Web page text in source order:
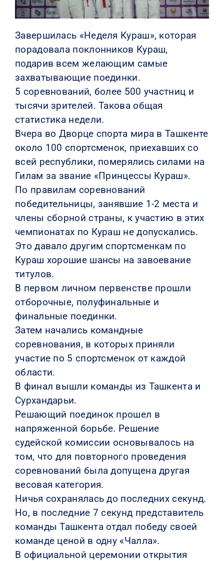
Завершилась «Неделя Кураш», которая
порадовала поклонников Кураш,
подарив всем желающим самые
захватывающие поединки.
5 соревнований, более 500 участниц и
тысячи зрителей. Такова общая
статистика недели.
Вчера во Дворце спорта мира в Ташкенте
около 100 спортсменок, приехавших со
всей республики, померялись силами на
Гилам за звание «Принцессы Кураш».
По правилам соревнований
победительницы, занявшие 1-2 места и
члены сборной страны, к участию в этих
чемпионатах по Кураш не допускались.
Это давало другим спортсменкам по
Кураш хорошие шансы на завоевание
титулов.
В первом личном первенстве прошли
отборочные, полуфинальные и
финальные поединки.
Затем начались командные
соревнования, в которых приняли
участие по 5 спортсменок от каждой
области.
В финал вышли команды из Ташкента и
Сурхандарьи.
Решающий поединок прошел в
напряженной борьбе. Решение
судейской комиссии основывалось на
том, что для повторного проведения
соревнований была допущена другая
весовая категория.
Ничья сохранялась до последних секунд.
Но, в последние 7 секунд представитель
команды Ташкента отдал победу своей
команде ценой в одну «Чалла».
В официальной церемонии открытия